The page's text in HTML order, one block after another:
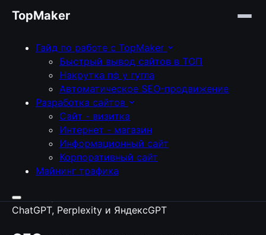
TopMaker
Гайд по работе с TopMaker
Быстрый вывод сайтов в ТОП
Накрутка пф у гугла
Автоматическое SEO-продвижение
Разработка сайтов
Сайт - визитка
Интернет - магазин
Информационный сайт
Корпоративный сайт
Майнинг трафика
GEO-продвижение в 2026: как
попасть в ответы ChatGPT,
Perplexity и ЯндексGPT
что такое GEO‑продвижение и как
адаптироваться к поиску через генеративные ИИ
в 2026 году. Разбираем отличия GEO от
классического SEO, ключевые сигналы для
алгоритмов, структуру контента под AI‑ответы и
практические шаги, чтобы ваш сайт цитировали в
генеративных сервисах.